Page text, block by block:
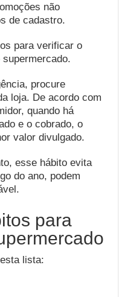
não
de cadastro.
para verificar o
procure
loja. De acordo com
quando há
e o cobrado, o
valor divulgado.
esse hábito evita
do ano, podem
para
lista: